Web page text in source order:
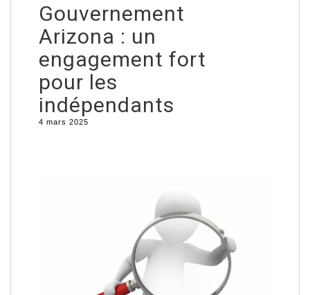
Gouvernement
Arizona : un
engagement fort
pour les
indépendants
4 mars 2025